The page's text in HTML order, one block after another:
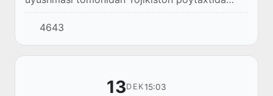
tashkil qilingan navbatdagi Oʻzbekiston savdo
uyining tantanali ochilish marosimi boʻlib oʻtdi,
deb...
4643
13DEK15:03